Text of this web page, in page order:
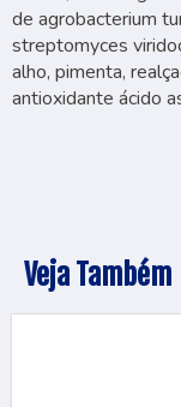
de agrobacterium
streptomyces
alho, pimenta,
antioxidante ácido
Veja Também